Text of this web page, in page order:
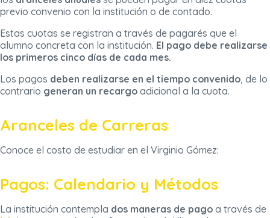
previo convenio con la institución o de contado.
Estas cuotas se registran a través de pagarés que el
alumno concreta con la institución. El pago debe realizarse
los primeros cinco días de cada mes.
Los pagos deben realizarse en el tiempo convenido, de lo
contrario generan un recargo adicional a la cuota.
Aranceles de Carreras
Conoce el costo de estudiar en el Virginio Gómez:
Pagos: Calendario y Métodos
La institución contempla dos maneras de pago a través de